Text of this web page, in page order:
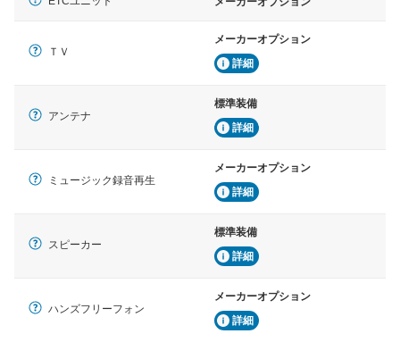
ＴＶ
メーカーオプション
詳細
アンテナ
標準装備
詳細
ミュージック録音再生
メーカーオプション
詳細
スピーカー
標準装備
詳細
ハンズフリーフォン
メーカーオプション
詳細